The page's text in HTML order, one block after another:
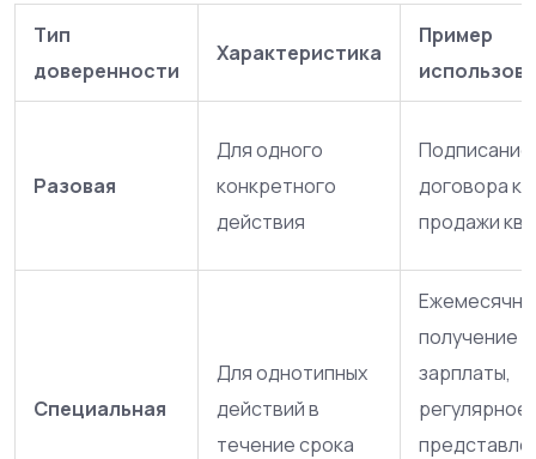
Тип
доверенности
Характеристика
Пример
Разовая
Для одного
конкретного
действия
договора
продажи
Специальная
Для однотипных
действий в
течение срока
получение
зарплаты,
регулярное